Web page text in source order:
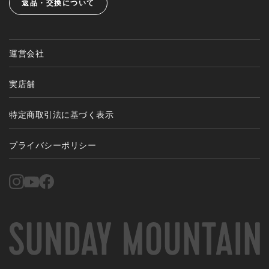
返品・交換について
運営会社
実店舗
特定商取引法に基づく表示
プライバシーポリシー